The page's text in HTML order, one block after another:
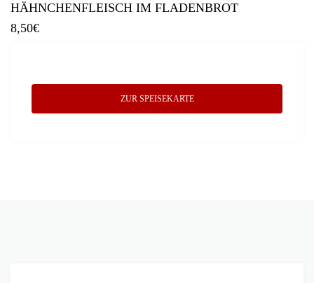
HÄHNCHENFLEISCH IM FLADENBROT
8,50€
ZUR SPEISEKARTE